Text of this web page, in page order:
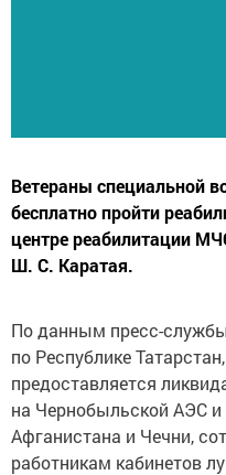
Ветераны специальной
бесплатно пройти
центре реабилитации
Ш. С. Каратая.
По данным пресс-
по Республике
предоставляется
на Чернобыльской АЭС
Афганистана и Чечни,
работникам кабинетов